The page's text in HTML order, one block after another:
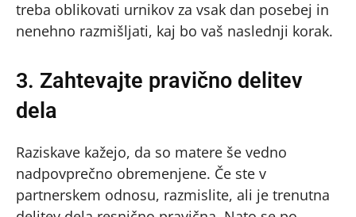
treba oblikovati urnikov za vsak dan posebej in
nenehno razmišljati, kaj bo vaš naslednji korak.
3. Zahtevajte pravično delitev
dela
Raziskave kažejo, da so matere še vedno
nadpovprečno obremenjene. Če ste v
partnerskem odnosu, razmislite, ali je trenutna